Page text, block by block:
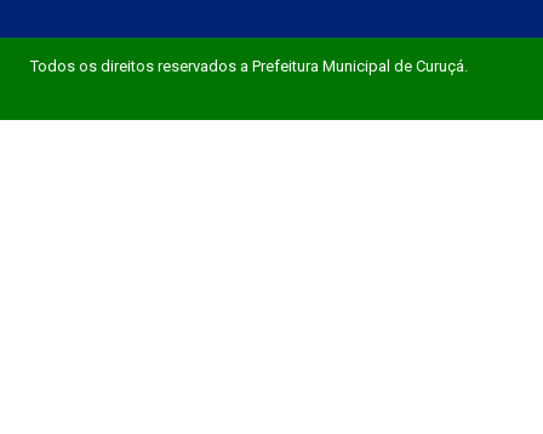
Todos os direitos reservados a Prefeitura Municipal de Curuçá.